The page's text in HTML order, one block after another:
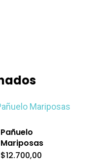
Pañuelo
Mariposas
$12.700,00